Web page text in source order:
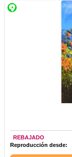
REBAJADO
Reproducción desde: